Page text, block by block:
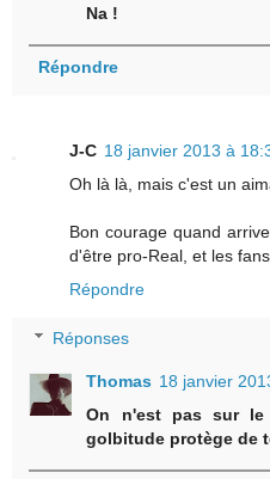
Na !
Répondre
J-C 18 janvier 2013 à
Oh là là, mais c'est un
Bon courage quand
d'être pro-Real, et les
Répondre
Réponses
Thomas 18 janvier
On n'est pas sur
golbitude protège de